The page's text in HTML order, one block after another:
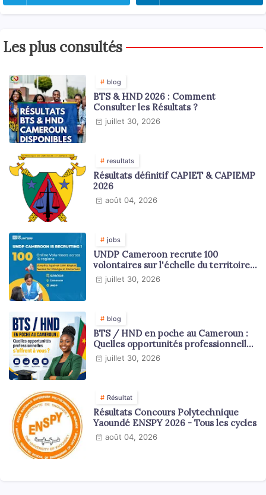
Les plus consultés
blog
BTS & HND 2026 : Comment
Consulter les Résultats ?
juillet 30, 2026
resultats
Résultats définitif CAPIET & CAPIEMP
2026
août 04, 2026
jobs
UNDP Cameroon recrute 100
volontaires sur l'échelle du territoire
national
juillet 30, 2026
blog
BTS / HND en poche au Cameroun :
Quelles opportunités professionnelles
s'offrent à vous ?
juillet 30, 2026
Résultat
Résultats Concours Polytechnique
Yaoundé ENSPY 2026 - Tous les cycles
août 04, 2026